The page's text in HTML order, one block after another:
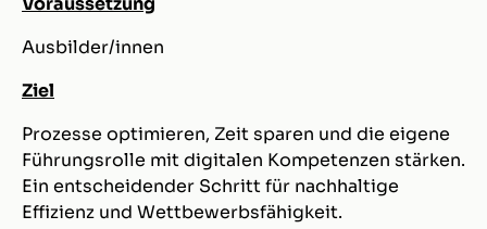
Ausbilder/innen
Ziel
Prozesse optimieren, Zeit sparen und die eigene
Führungsrolle mit digitalen Kompetenzen stärken.
Ein entscheidender Schritt für nachhaltige
Effizienz und Wettbewerbsfähigkeit.